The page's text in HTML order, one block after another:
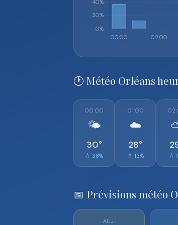
🕐 Météo Orléans
00:00
🌤️
30°
💧 38%
01:00
☁️
28°
💧 13% 💧
📅 Prévisions météo
AUJ.